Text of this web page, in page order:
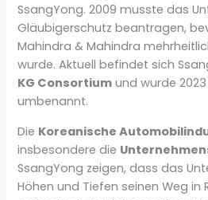
SsangYong. 2009 musste das
Gläubigerschutz beantragen,
Mahindra & Mahindra
wurde. Aktuell befindet sich
KG Consortium und wurde
umbenannt.
Die Koreanische
insbesondere die
SsangYong zeigen, dass das
Höhen und Tiefen seinen Weg in